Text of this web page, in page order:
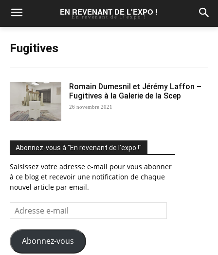
EN REVENANT DE L'EXPO !
En revenant de l\'expo !
Fugitives
Romain Dumesnil et Jérémy Laffon –
Fugitives à la Galerie de la Scep
26 novembre 2021
Abonnez-vous à "En revenant de l'expo !"
Saisissez votre adresse e-mail pour vous abonner
à ce blog et recevoir une notification de chaque
nouvel article par email.
Adresse
e-
mail
Abonnez-vous